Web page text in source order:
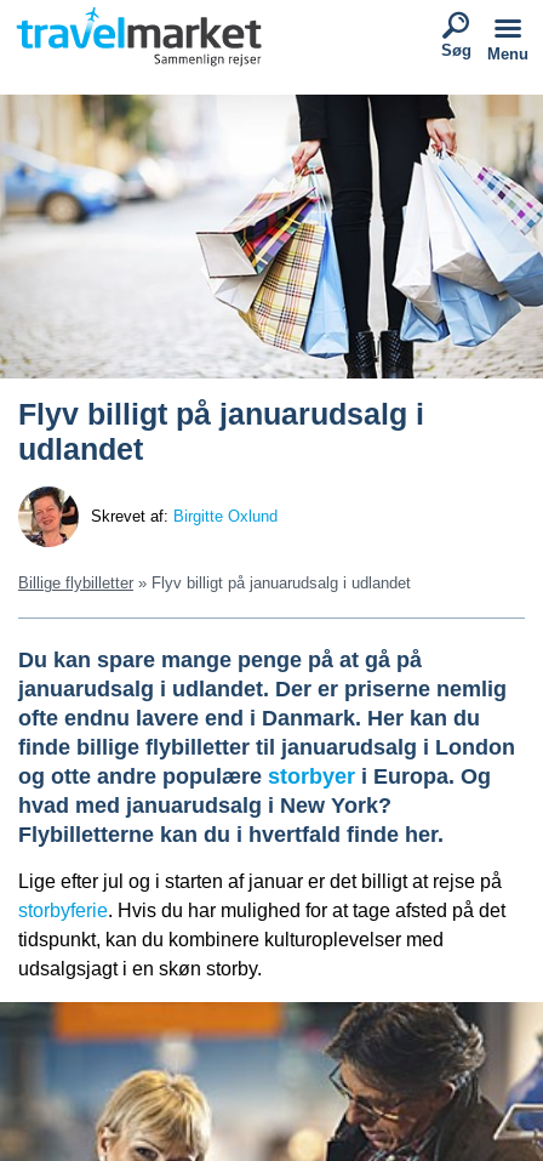
Søg Menu
Flyv billigt på januarudsalg i
udlandet
Skrevet af: Birgitte Oxlund
Billige flybilletter » Flyv billigt på januarudsalg i udlandet
Du kan spare mange penge på at gå på
januarudsalg i udlandet. Der er priserne nemlig
ofte endnu lavere end i Danmark. Her kan du
finde billige flybilletter til januarudsalg i London
og otte andre populære storbyer i Europa. Og
hvad med januarudsalg i New York?
Flybilletterne kan du i hvertfald finde her.
Lige efter jul og i starten af januar er det billigt at rejse på
storbyferie. Hvis du har mulighed for at tage afsted på det
tidspunkt, kan du kombinere kulturoplevelser med
udsalgsjagt i en skøn storby.